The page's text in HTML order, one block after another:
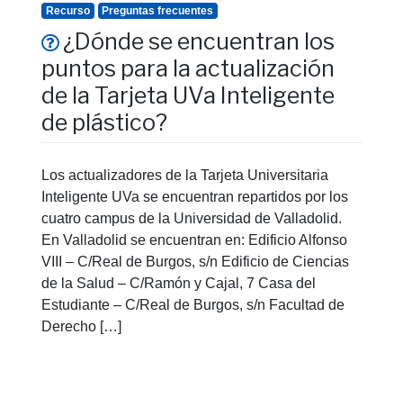
Recurso Preguntas frecuentes
¿Dónde se encuentran los
puntos para la actualización
de la Tarjeta UVa Inteligente
de plástico?
Los actualizadores de la Tarjeta Universitaria
Inteligente UVa se encuentran repartidos por los
cuatro campus de la Universidad de Valladolid.
En Valladolid se encuentran en: Edificio Alfonso
VIII – C/Real de Burgos, s/n Edificio de Ciencias
de la Salud – C/Ramón y Cajal, 7 Casa del
Estudiante – C/Real de Burgos, s/n Facultad de
Derecho […]